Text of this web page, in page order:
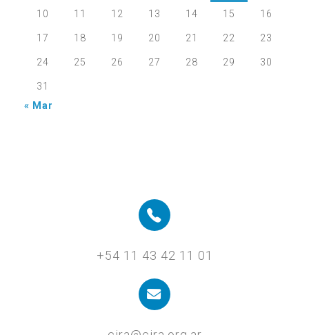
10 11 12 13 14 15 16
17 18 19 20 21 22 23
24 25 26 27 28 29 30
31
« Mar
+54 11 43 42 11 01